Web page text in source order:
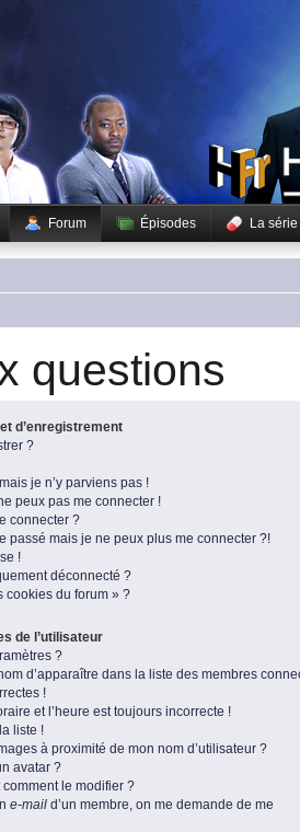
Forum Épisodes La série
questions
d’enregistrement
?
je n’y parviens pas !
peux pas me connecter !
connecter ?
passé mais je ne peux plus me connecter ?!
!
déconnecté ?
cookies du forum » ?
de l’utilisateur
?
d’apparaître dans la liste des membres
!
et l’heure est toujours incorrecte !
liste !
à proximité de mon nom d’utilisateur ?
avatar ?
comment le modifier ?
e-mail d’un membre, on me demande de me